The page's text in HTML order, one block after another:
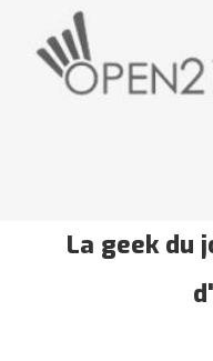
La geek du